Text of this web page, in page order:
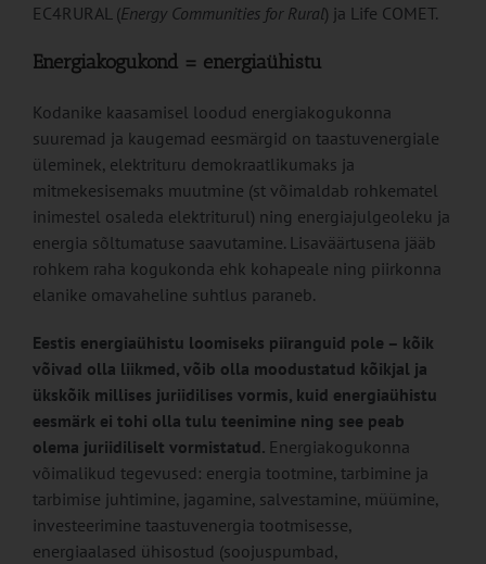
EC4RURAL (Energy Communities for Rural) ja Life COMET.
Energiakogukond = energiaühistu
Kodanike kaasamisel loodud energiakogukonna
suuremad ja kaugemad eesmärgid on taastuvenergiale
üleminek, elektrituru demokraatlikumaks ja
mitmekesisemaks muutmine (st võimaldab rohkematel
inimestel osaleda elektriturul) ning energiajulgeoleku ja
energia sõltumatuse saavutamine. Lisaväärtusena jääb
rohkem raha kogukonda ehk kohapeale ning piirkonna
elanike omavaheline suhtlus paraneb.
Eestis energiaühistu loomiseks piiranguid pole – kõik
võivad olla liikmed, võib olla moodustatud kõikjal ja
ükskõik millises juriidilises vormis, kuid energiaühistu
eesmärk ei tohi olla tulu teenimine ning see peab
olema juriidiliselt vormistatud. Energiakogukonna
võimalikud tegevused: energia tootmine, tarbimine ja
tarbimise juhtimine, jagamine, salvestamine, müümine,
investeerimine taastuvenergia tootmisesse,
energiaalased ühisostud (soojuspumbad,